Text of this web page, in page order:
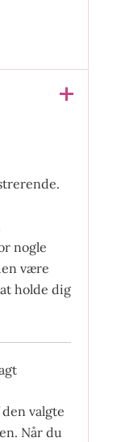
nogle
være
holde dig
valgte
Når du